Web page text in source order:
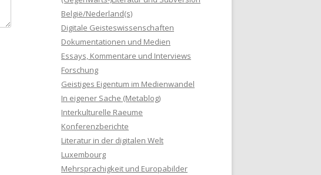
België/Nederland(s)
Digitale Geisteswissenschaften
Dokumentationen und Medien
Essays, Kommentare und Interviews
Forschung
Geistiges Eigentum im Medienwandel
In eigener Sache (Metablog)
Interkulturelle Raeume
Konferenzberichte
Literatur in der digitalen Welt
Luxembourg
Mehrsprachigkeit und Europabilder